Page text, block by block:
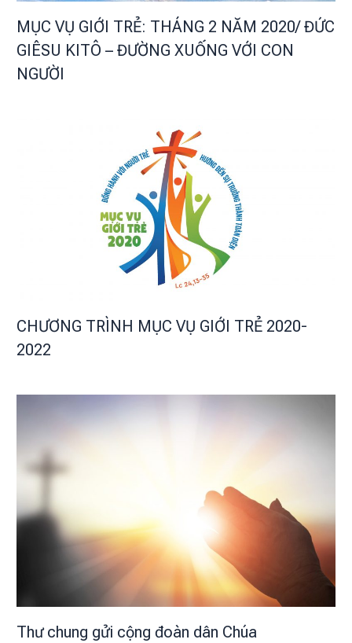
MỤC VỤ GIỚI TRẺ: THÁNG 2 NĂM 2020/ ĐỨC
GIÊSU KITÔ – ĐƯỜNG XUỐNG VỚI CON
NGƯỜI
CHƯƠNG TRÌNH MỤC VỤ GIỚI TRẺ 2020-
2022
Thư chung gửi cộng đoàn dân Chúa